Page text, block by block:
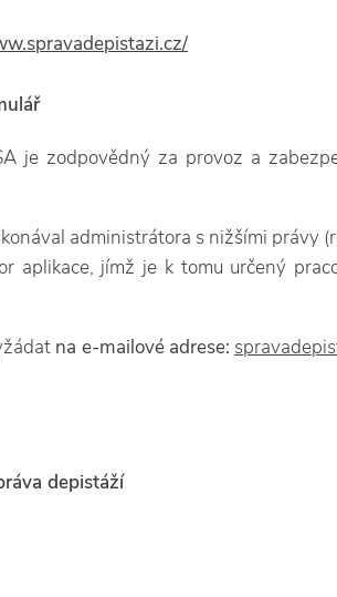
je zodpovědný za provoz a
administrátora s nižšími právy
aplikace, jímž je k tomu určený
na e-mailové adrese:
depistáží